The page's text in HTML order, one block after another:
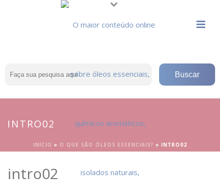
INTRO02
INÍCIO » O QUE SÃO ÓLEOS ESSENCIAIS? » INTRO02
intro02